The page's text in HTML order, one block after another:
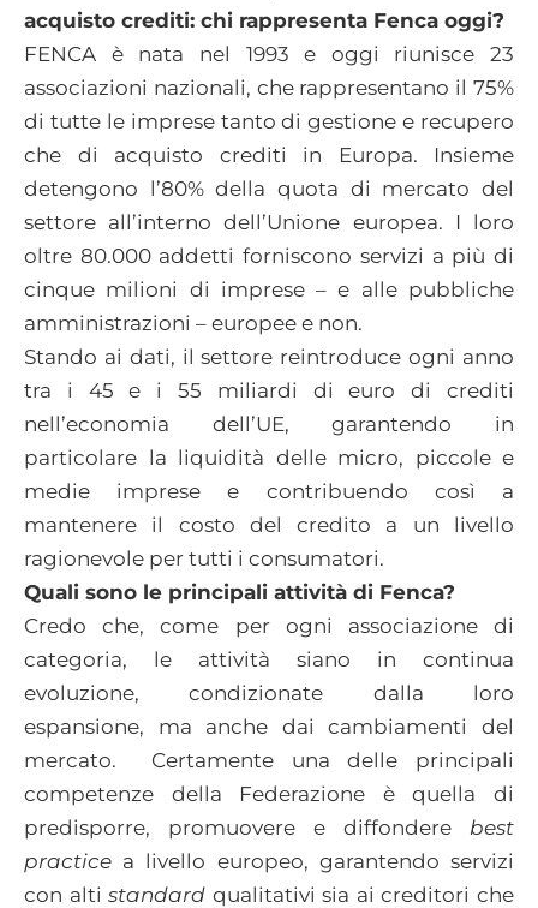
acquisto crediti: chi rappresenta Fenca oggi?
FENCA è nata nel 1993 e oggi riunisce 23
associazioni nazionali, che rappresentano il 75%
di tutte le imprese tanto di gestione e recupero
che di acquisto crediti in Europa. Insieme
detengono l’80% della quota di mercato del
settore all’interno dell’Unione europea. I loro
oltre 80.000 addetti forniscono servizi a più di
cinque milioni di imprese – e alle pubbliche
amministrazioni – europee e non.
Stando ai dati, il settore reintroduce ogni anno
tra i 45 e i 55 miliardi di euro di crediti
nell’economia dell’UE, garantendo in
particolare la liquidità delle micro, piccole e
medie imprese e contribuendo così a
mantenere il costo del credito a un livello
ragionevole per tutti i consumatori.
Quali sono le principali attività di Fenca?
Credo che, come per ogni associazione di
categoria, le attività siano in continua
evoluzione, condizionate dalla loro
espansione, ma anche dai cambiamenti del
mercato. Certamente una delle principali
competenze della Federazione è quella di
predisporre, promuovere e diffondere best
practice a livello europeo, garantendo servizi
con altistandard qualitativi sia ai creditori che